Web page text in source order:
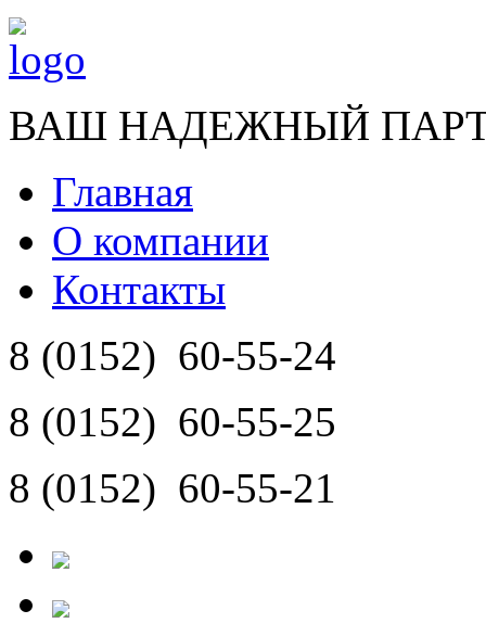
ВАШ НАДЕЖНЫЙ
Главная
О компании
Контакты
8 (0152) 60-55-24
8 (0152) 60-55-25
8 (0152) 60-55-21